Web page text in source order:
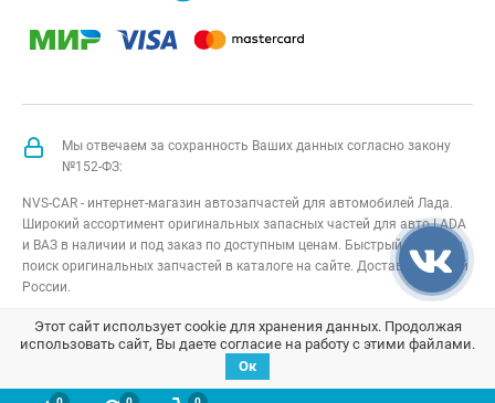
Мы отвечаем за сохранность Ваших данных согласно закону
№152-ФЗ:
NVS-CAR - интернет-магазин автозапчастей для автомобилей Лада.
Широкий ассортимент оригинальных запасных частей для авто LADA
и ВАЗ в наличии и под заказ по доступным ценам. Быстрый подбор и
поиск оригинальных запчастей в каталоге на сайте. Доставка по всей
России.
NVS-CAR© 2014 –2026Все права защищеныкарта сайта;
Договор оферта; Политика конфиденциальности
Этот сайт использует cookie для хранения данных. Продолжая
использовать сайт, Вы даете согласие на работу с этими файлами.
Ок